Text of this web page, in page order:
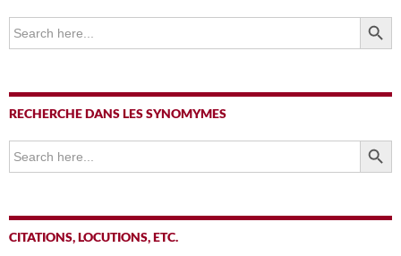
Search
for:
SEARCH
RECHERCHE DANS LES SYNOMYMES
Search
for:
SEARCH
CITATIONS, LOCUTIONS, ETC.